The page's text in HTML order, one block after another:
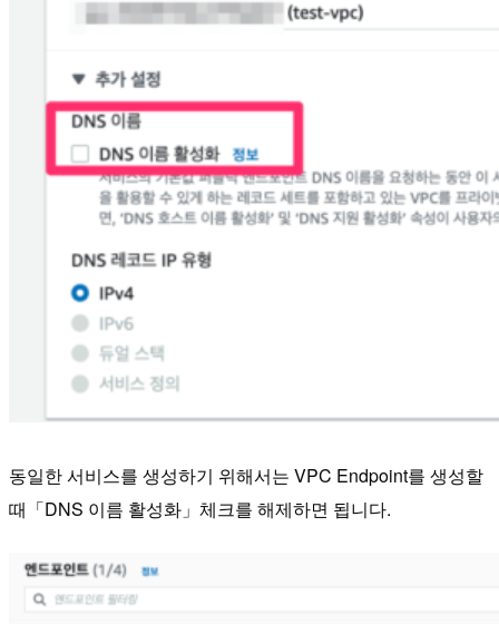
동일한 서비스를 생성하기 위해서는 VPC Endpoint를 생성할
때「DNS 이름 활성화」체크를 해제하면 됩니다.